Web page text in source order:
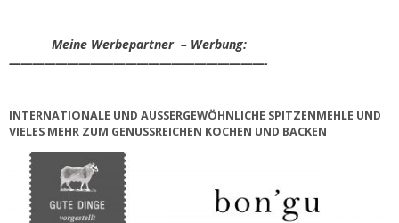
Meine Werbepartner – Werbung:
——————————————————————-
INTERNATIONALE UND AUSSERGEWÖHNLICHE SPITZENMEHLE UND V
IELES MEHR ZUM GENUSSREICHEN KOCHEN UND BACKEN